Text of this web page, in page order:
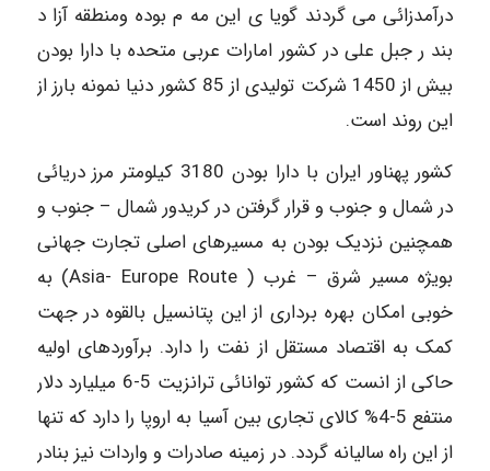
درآمدزائی می گردند گویا ی این مه م بوده ومنطقه آزا د
بند ر جبل علی در کشور امارات عربی متحده با دارا بودن
بیش از 1450 شرکت تولیدی از 85 کشور دنیا نمونه بارز از
این روند است.
کشور پهناور ایران با دارا بودن 3180 کیلومتر مرز دریائی
در شمال و جنوب و قرار گرفتن در کریدور شمال – جنوب و
همچنین نزدیک بودن به مسیرهای اصلی تجارت جهانی
بویژه مسیر شرق – غرب ( Asia- Europe Route) به
خوبی امکان بهره برداری از این پتانسیل بالقوه در جهت
کمک به اقتصاد مستقل از نفت را دارد. برآوردهای اولیه
حاکی از انست که کشور توانائی ترانزیت 5-6 میلیارد دلار
منتفع 5-4% کالای تجاری بین آسیا به اروپا را دارد که تنها
از این راه سالیانه گردد. در زمینه صادرات و واردات نیز بنادر